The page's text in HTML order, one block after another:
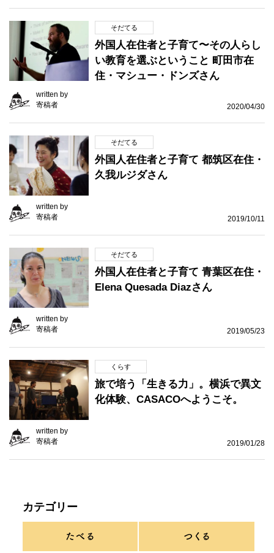
そだてる
外国人在住者と子育て〜その人らし
い教育を選ぶということ 町田市在
住・マシュー・ドンズさん
written by
寄稿者
2020/04/30
そだてる
外国人在住者と子育て 都筑区在住・
久我ルジダさん
written by
寄稿者
2019/10/11
そだてる
外国人在住者と子育て 青葉区在住・
Elena Quesada Diazさん
written by
寄稿者
2019/05/23
くらす
旅で培う「生きる力」。横浜で異文
化体験、CASACOへようこそ。
written by
寄稿者
2019/01/28
カテゴリー